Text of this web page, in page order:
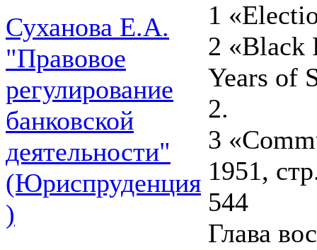
Суханова Е.А.
"Правовое
регулирование
банковской
деятельности"
(Юриспруденция
)
1
2 «Black
Years of
2.
3
1951,
544
Глава